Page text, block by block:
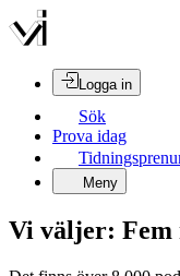
Logga in
Sök
Prova idag
Meny
Vi väljer: